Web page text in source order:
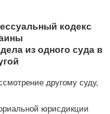
кодекс
из одного суда в
другому суду,
юрисдикции